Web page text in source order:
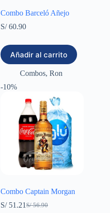
Combo Barceló Añejo
S/60.90
Añadir al carrito
Combos,Ron
-10%
Combo Captain Morgan
S/56.90
El
S/51.21El